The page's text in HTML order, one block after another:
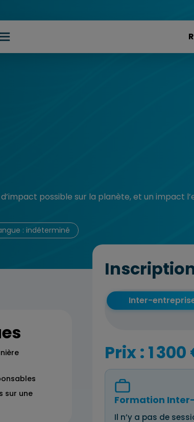
possible sur la planète, et un impact
: indéterminé
sur une
Inter-
Prix : 1 300
Formation
Il n’y a pas de